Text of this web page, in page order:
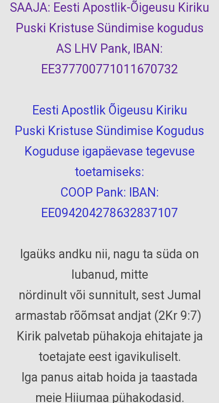
SAAJA: Eesti Apostlik-Õigeusu Kiriku
Puski Kristuse Sündimise kogudus
AS LHV Pank, IBAN:
EE377700771011670732
Eesti Apostlik Õigeusu Kiriku
Puski Kristuse Sündimise Kogudus
Koguduse igapäevase tegevuse
toetamiseks:
COOP Pank: IBAN:
EE094204278632837107
Igaüks andku nii, nagu ta süda on
lubanud, mitte
nördinult või sunnitult, sest Jumal
armastab rõõmsat andjat (2Kr 9:7)
Kirik palvetab pühakoja ehitajate ja
toetajate eest igavikuliselt.
Iga panus aitab hoida ja taastada
meie Hiiumaa pühakodasid.